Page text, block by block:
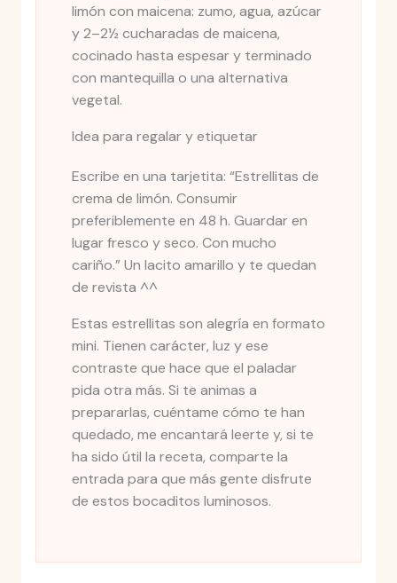
limón con maicena: zumo, agua, azúcar
y 2–2½ cucharadas de maicena,
cocinado hasta espesar y terminado
con mantequilla o una alternativa
vegetal.
Idea para regalar y etiquetar
Escribe en una tarjetita: “Estrellitas de
crema de limón. Consumir
preferiblemente en 48 h. Guardar en
lugar fresco y seco. Con mucho
cariño.” Un lacito amarillo y te quedan
de revista ^^
Estas estrellitas son alegría en formato
mini. Tienen carácter, luz y ese
contraste que hace que el paladar
pida otra más. Si te animas a
prepararlas, cuéntame cómo te han
quedado, me encantará leerte y, si te
ha sido útil la receta, comparte la
entrada para que más gente disfrute
de estos bocaditos luminosos.